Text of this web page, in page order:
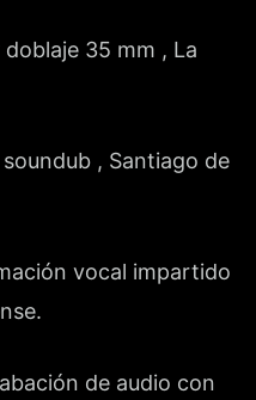
35 mm , La
, Santiago de
vocal impartido
de audio con